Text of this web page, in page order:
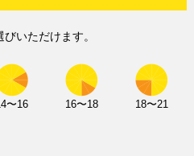
いただけます。
〜16 16〜18 18〜21